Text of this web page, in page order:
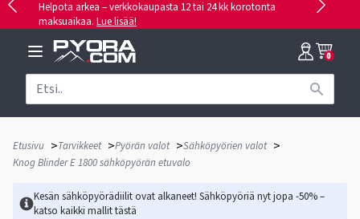
Helpota arkea – verkkokaupasta 12 tai 24 kk korotonta
maksuaikaa. Lue lisää!
0
Etusivu >Tarvikkeet >Pyörän valot >Sähköpyörien valot >
Knog Blinder E 1800 sähköpyörän etuvalo
Kesän sähköpyörädiilit ovat alkaneet! Sähköpyöriä nyt jopa -50% –
katso kaikki mallittästä